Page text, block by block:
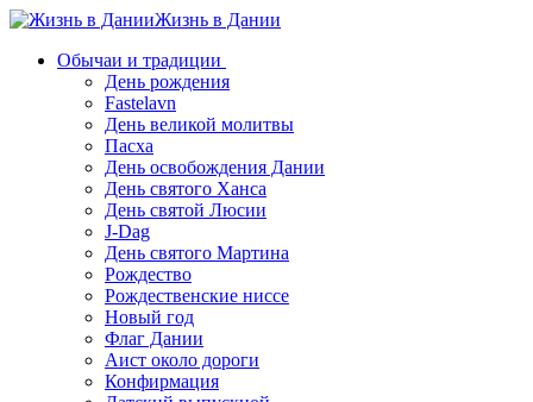
Жизнь в Дании
Обычаи и традиции
День рождения
Fastelavn
День великой молитвы
Пасха
День освобождения Дании
День святого Ханса
День святой Люсии
J-Dag
День святого Мартина
Рождество
Рождественские ниссе
Новый год
Флаг Дании
Аист около дороги
Конфирмация